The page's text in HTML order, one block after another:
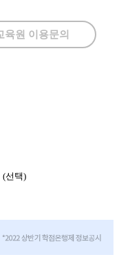
육원 이용문의
(선택)